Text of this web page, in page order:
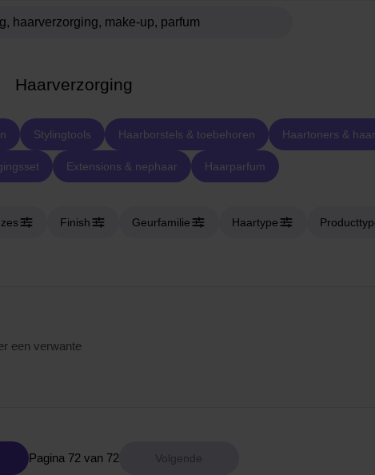
Haarverzorging
Stylingtools Haarborstels & toebehoren Haartoners &
Extensions & nephaar Haarparfum
Finish Geurfamilie Haartype
een verwante
Pagina 72 van 72